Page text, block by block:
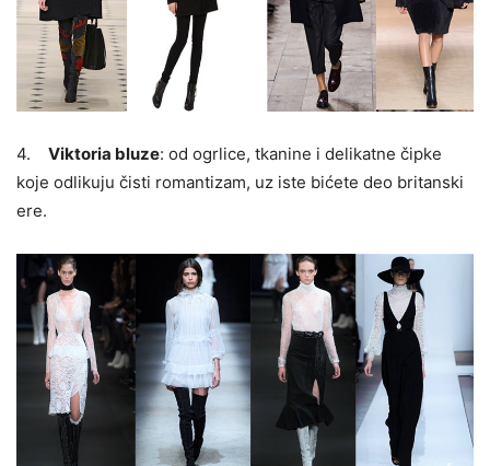
4. Viktoria bluze: od ogrlice, tkanine i delikatne čipke
koje odlikuju čisti romantizam, uz iste bićete deo britanski
ere.